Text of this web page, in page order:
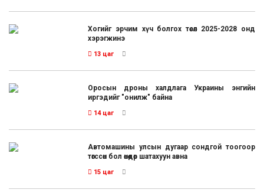
Хогийг эрчим хүч болгох төсөл 2025-2028 онд
хэрэгжинэ
13 цаг
Оросын дроны халдлага Украины энгийн
иргэдийг "онилж" байна
14 цаг
Автомашины улсын дугаар сондгой тоогоор
төгссөн бол өнөөдөр шатахуун авна
15 цаг